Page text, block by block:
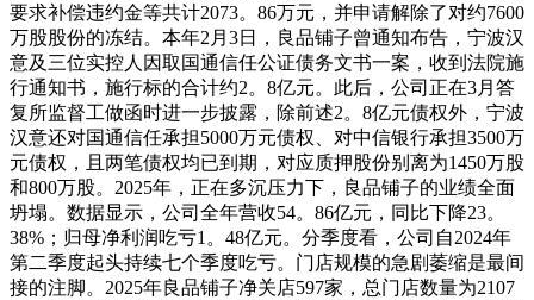
要求补偿违约金等共计2073。86万元，并申请解除了对约7600
万股股份的冻结。本年2月3日，良品铺子曾通知布告，宁波汉
意及三位实控人因取国通信任公证债务文书一案，收到法院施
行通知书，施行标的合计约2。8亿元。此后，公司正在3月答
复所监督工做函时进一步披露，除前述2。8亿元债权外，宁波
汉意还对国通信任承担5000万元债权、对中信银行承担3500万
元债权，且两笔债权均已到期，对应质押股份别离为1450万股
和800万股。2025年，正在多沉压力下，良品铺子的业绩全面
坍塌。数据显示，公司全年营收54。86亿元，同比下降23。
38%；归母净利润吃亏1。48亿元。分季度看，公司自2024年
第二季度起头持续七个季度吃亏。门店规模的急剧萎缩是最间
接的注脚。2025年良品铺子净关店597家，总门店数量为2107